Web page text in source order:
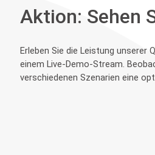
Aktion: Sehen
Erleben Sie die Leistung unserer
einem Live-Demo-Stream.
verschiedenen Szenarien eine